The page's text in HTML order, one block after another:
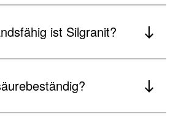
ist Silgranit?